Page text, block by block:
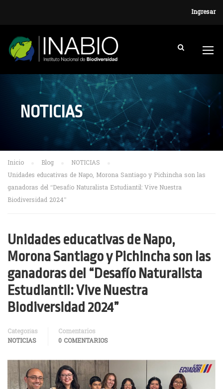
Ingresar
NOTICIAS
Inicio Blog
NOTICIAS
Unidades educativas de Napo, Morona Santiago y Pichincha son las
ganadoras del “Desafío Naturalista Estudiantil: Vive Nuestra
Biodiversidad 2024”
Unidades educativas de Napo,
Morona Santiago y Pichincha son las
ganadoras del “Desafío Naturalista
Estudiantil: Vive Nuestra
Biodiversidad 2024”
Categorías
NOTICIAS
Comentarios
0 COMENTARIOS